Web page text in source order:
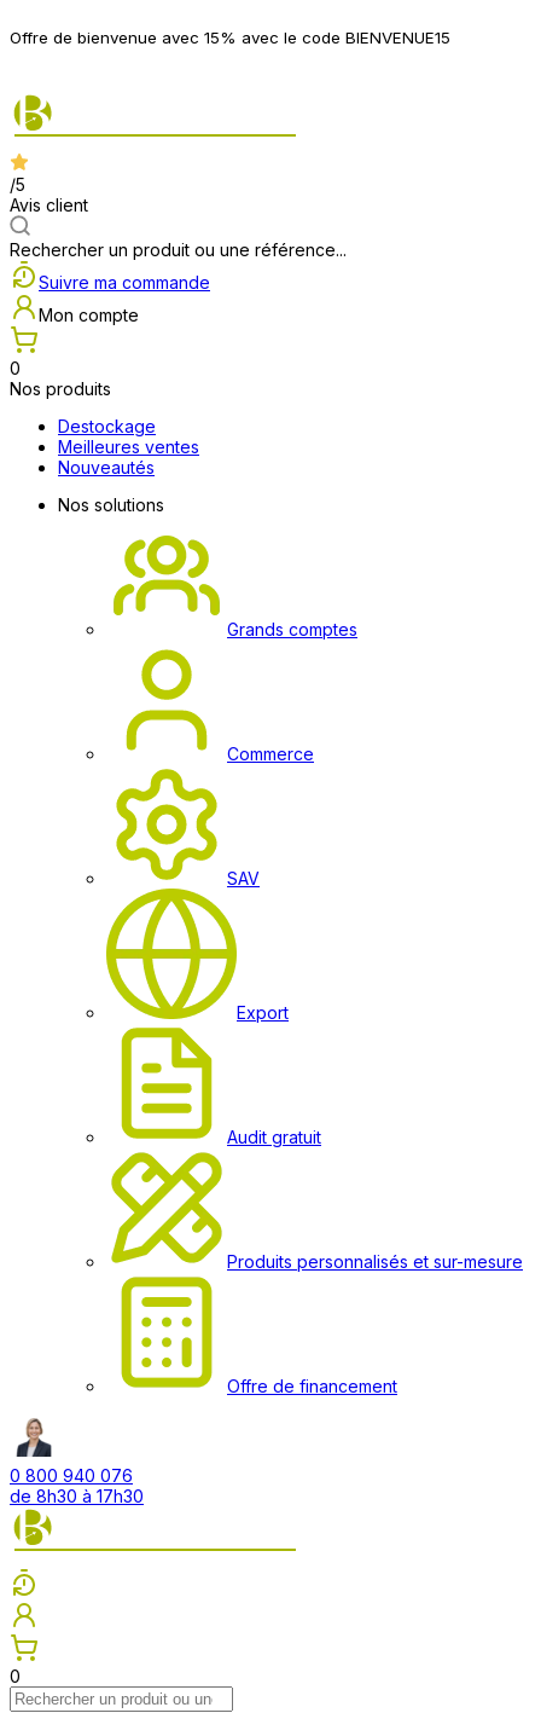
Offre de bienvenue avec 15% avec le code BIENVENUE15
/5
Avis client
Rechercher un produit ou une référence...
Suivre ma commande
Mon compte
0
Nos produits
Destockage
Meilleures ventes
Nouveautés
Nos solutions
Grands comptes
Commerce
SAV
Export
Audit gratuit
Produits personnalisés et sur-mesure
Offre de financement
0 800 940 076
de 8h30 à 17h30
0